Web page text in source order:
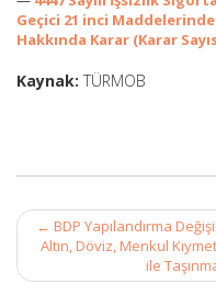
Geçici 21 inci
Hakkında Karar (Karar
Kaynak: TÜRMOB
Post
navigation
← BDP Yapılandırma
Altın, Döviz, Menkul
ile